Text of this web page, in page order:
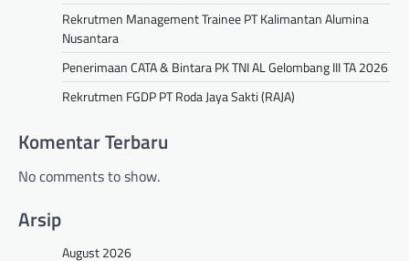
Rekrutmen Management Trainee PT Kalimantan Alumina
Nusantara
Penerimaan CATA & Bintara PK TNI AL Gelombang III TA 2026
Rekrutmen FGDP PT Roda Jaya Sakti (RAJA)
Komentar Terbaru
No comments to show.
Arsip
August 2026